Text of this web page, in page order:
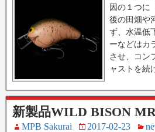
因の１つに
後の田畑や
ず、水温低
ーなどはカ
させ、コン
ャストを続
新製品WILD BISON
MPB Sakurai 2017-02-23